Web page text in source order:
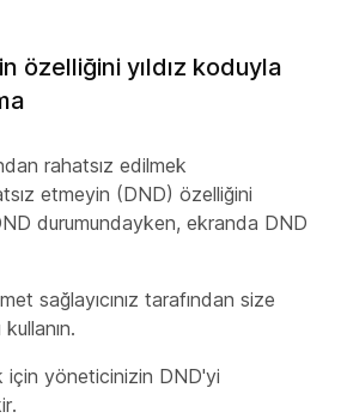
özelliğini yıldız koduyla
rahatsız edilmek
etmeyin (DND) özelliğini
durumundayken, ekranda DND
sağlayıcınız tarafından size
için yöneticinizin DND'yi